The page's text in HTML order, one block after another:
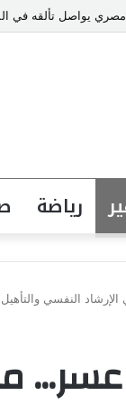
يواصل تألقه في
رياضة
النفسي والتأهيل
عسر…